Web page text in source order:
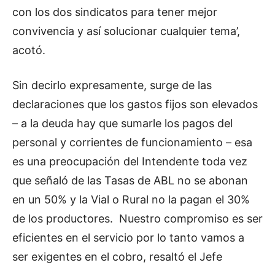
con los dos sindicatos para tener mejor
convivencia y así solucionar cualquier tema’,
acotó.
Sin decirlo expresamente, surge de las
declaraciones que los gastos fijos son elevados
– a la deuda hay que sumarle los pagos del
personal y corrientes de funcionamiento – esa
es una preocupación del Intendente toda vez
que señaló de las Tasas de ABL no se abonan
en un 50% y la Vial o Rural no la pagan el 30%
de los productores. Nuestro compromiso es ser
eficientes en el servicio por lo tanto vamos a
ser exigentes en el cobro, resaltó el Jefe